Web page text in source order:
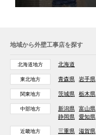
地域から外壁工事店を探す
北海道地方 北海道
東北地方 青森県 岩手県
関東地方 茨城県 栃木県
中部地方 新潟県 富山県
静岡県
愛知県
近畿地方 三重県 滋賀県